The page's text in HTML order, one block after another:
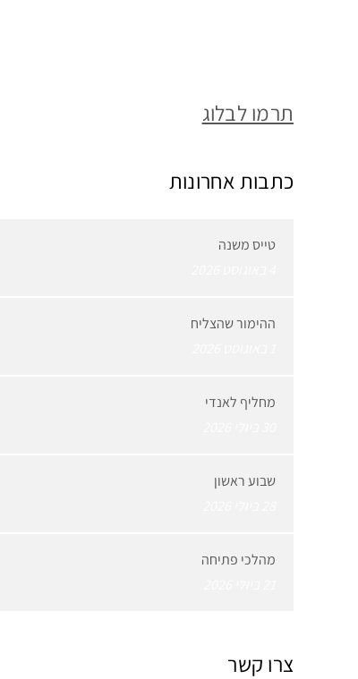
תרמו לבלוג
כתבות אחרונות
טייס משנה
ההימור שהצליח
מחליף לאנדי
שבוע ראשון
מהלכי פתיחה
צרו קשר